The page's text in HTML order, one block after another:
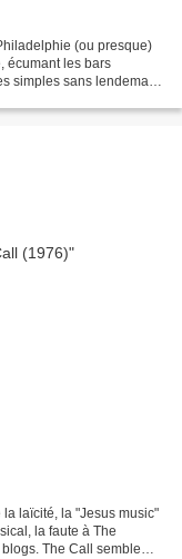
(ou presque)
écumant les bars
simples sans lendemain
laïcité, la "Jesus music"
la faute à The
The Call semble